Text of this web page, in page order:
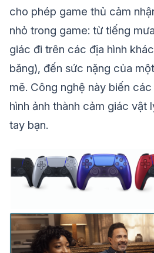
cho phép game thủ cảm
nhỏ trong game: từ tiếng
giác đi trên các địa hình
băng), đến sức nặng của
mẽ. Công nghệ này biến
hình ảnh thành cảm giác vật
tay bạn.